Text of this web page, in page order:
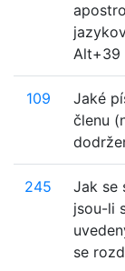
Alt+39
109
Jaké
členu
245
Jak se
jsou-li
se